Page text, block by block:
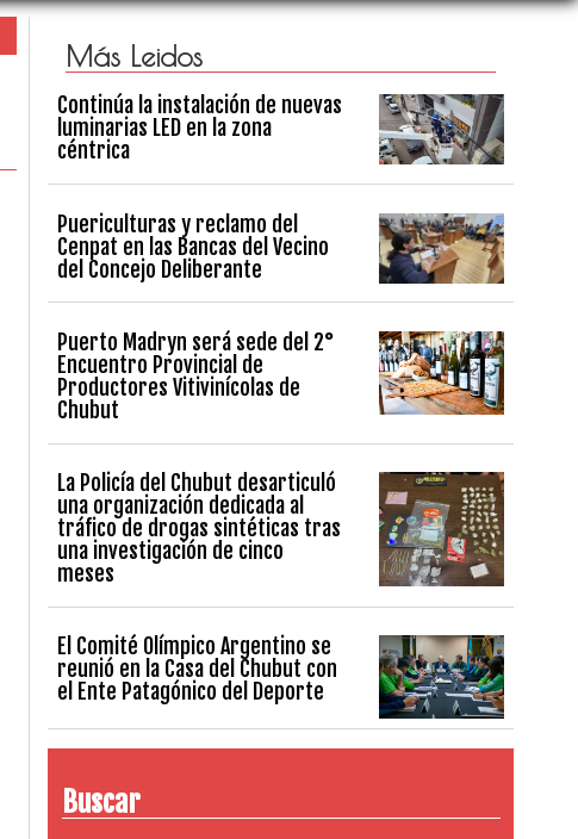
Más Leidos
Continúa la instalación de nuevas
luminarias LED en la zona
céntrica
Puericulturas y reclamo del
Cenpat en las Bancas del Vecino
del Concejo Deliberante
Puerto Madryn será sede del 2°
Encuentro Provincial de
Productores Vitivinícolas de
Chubut
La Policía del Chubut desarticuló
una organización dedicada al
tráfico de drogas sintéticas tras
una investigación de cinco
meses
El Comité Olímpico Argentino se
reunió en la Casa del Chubut con
el Ente Patagónico del Deporte
Buscar